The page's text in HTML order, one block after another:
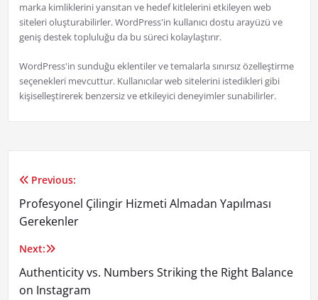
marka kimliklerini yansıtan ve hedef kitlelerini etkileyen web
siteleri oluşturabilirler. WordPress'in kullanıcı dostu arayüzü ve
geniş destek topluluğu da bu süreci kolaylaştırır.
WordPress'in sunduğu eklentiler ve temalarla sınırsız özelleştirme
seçenekleri mevcuttur. Kullanıcılar web sitelerini istedikleri gibi
kişiselleştirerek benzersiz ve etkileyici deneyimler sunabilirler.
Yazı
gezinmesi
Previous:
Profesyonel Çilingir Hizmeti Almadan Yapılması
Gerekenler
Next:
Authenticity vs. Numbers Striking the Right Balance
on Instagram